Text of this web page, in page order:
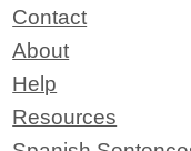
Contact
About
Help
Resources